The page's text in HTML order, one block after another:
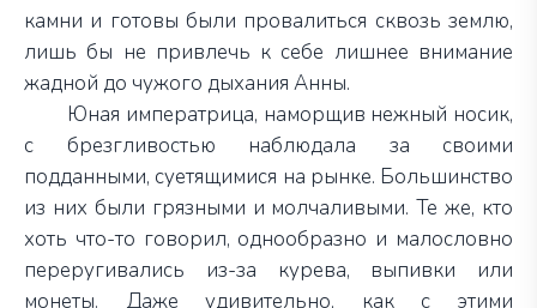
камни и готовы были провалиться сквозь землю,
лишь бы не привлечь к себе лишнее внимание
жадной до чужого дыхания Анны.
Юная императрица, наморщив нежный носик,
с брезгливостью наблюдала за своими
подданными, суетящимися на рынке. Большинство
из них были грязными и молчаливыми. Те же, кто
хоть что-то говорил, однообразно и малословно
переругивались из-за курева, выпивки или
монеты. Даже удивительно, как с этими